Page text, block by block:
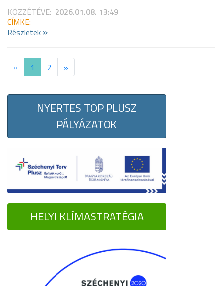
KÖZZÉTÉVE: 2026.01.08. 13:49
CÍMKE:
Részletek »
« 1 2 »
NYERTES TOP PLUSZ
PÁLYÁZATOK
HELYI KLÍMASTRATÉGIA